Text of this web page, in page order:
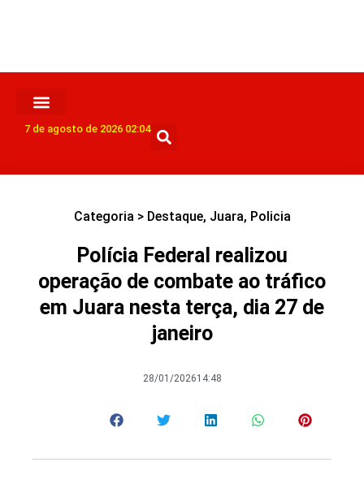
7 de agosto de 2026 02:04
Categoria > Destaque, Juara, Policia
Polícia Federal realizou
operação de combate ao tráfico
em Juara nesta terça, dia 27 de
janeiro
28/01/202614:48